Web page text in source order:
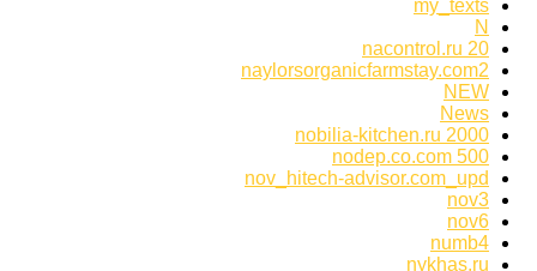
my_texts
N
nacontrol.ru 20
naylorsorganicfarmstay.com2
NEW
News
nobilia-kitchen.ru 2000
nodep.co.com 500
nov_hitech-advisor.com_upd
nov3
nov6
numb4
nykhas.ru